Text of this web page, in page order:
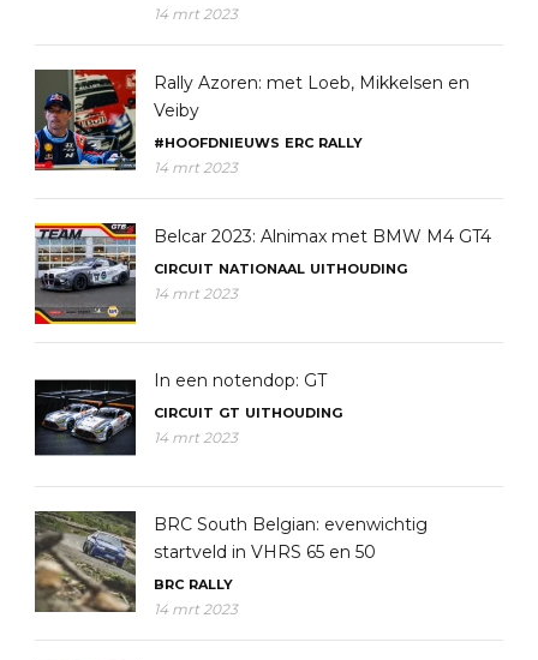
14 mrt 2023
Rally Azoren: met Loeb, Mikkelsen en
Veiby
#HOOFDNIEUWS ERC RALLY
14 mrt 2023
Belcar 2023: Alnimax met BMW M4 GT4
CIRCUIT NATIONAAL UITHOUDING
14 mrt 2023
In een notendop: GT
CIRCUIT GT UITHOUDING
14 mrt 2023
BRC South Belgian: evenwichtig
startveld in VHRS 65 en 50
BRC RALLY
14 mrt 2023